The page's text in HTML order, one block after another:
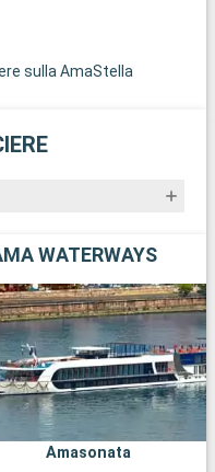
sulla AmaStella
WATERWAYS
Amasonata